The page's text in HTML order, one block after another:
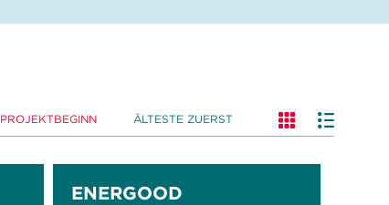
PROJEKTBEGINN ÄLTESTE ZUERST
ENERGOOD